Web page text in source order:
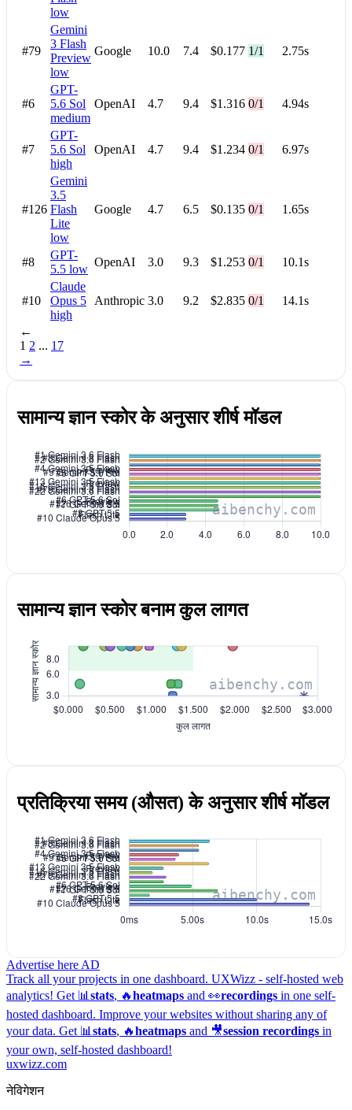
low
#79
Gemini
3 Flash
Preview
low
Google 10.0 7.4 $0.177 1/1 2.75s
#6
GPT-
5.6 Sol
medium
OpenAI 4.7 9.4 $1.316 0/1 4.94s
#7
GPT-
5.6 Sol
high
OpenAI 4.7 9.4 $1.234 0/1 6.97s
#126
Gemini
3.5
Flash
Lite
low
Google 4.7 6.5 $0.135 0/1 1.65s
#8
GPT-
5.5 low
OpenAI 3.0 9.3 $1.253 0/1 10.1s
#10
Claude
Opus 5
high
Anthropic 3.0 9.2 $2.835 0/1 14.1s
←
1 2 ... 17
→
सामान्य ज्ञान स्कोर के अनुसार शीर्ष मॉडल
सामान्य ज्ञान स्कोर बनाम कुल लागत
प्रतिक्रिया समय (औसत) के अनुसार शीर्ष मॉडल
Advertise here AD
Track all your projects in one dashboard. UXWizz - self-hosted web
analytics! Get 📊 stats, 🔥heatmaps and 👀recordings in one self-
hosted dashboard. Improve your websites without sharing any of
your data. Get 📊 stats, 🔥heatmaps and 🎥session recordings in
your own, self-hosted dashboard!
uxwizz.com
नेविगेशन